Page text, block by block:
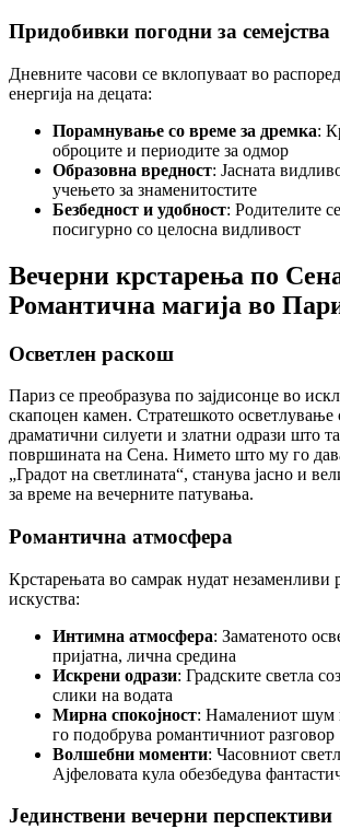
Придобивки погодни за семејства
Дневните часови се вклопуваат во
енергија на децата:
Порамнување со време за дремка:
оброците и периодите за одмор
Образовна вредност: Јасната
учењето за знаменитостите
Безбедност и удобност: Родителите
посигурно со целосна видливост
Вечерни крстарења по
Романтична магија во
Осветлен раскош
Париз се преобразува по зајдисонце во
скапоцен камен. Стратешкото осветлување
драматични силуети и златни одрази што
површината на Сена. Нимето што му го
„Градот на светлината“, станува јасно и
за време на вечерните патувања.
Романтична атмосфера
Крстарењата во самрак нудат незаменливи
искуства:
Интимна атмосфера: Заматеното
пријатна, лична средина
Искрени одрази: Градските светла
слики на водата
Мирна спокојност: Намалениот шум
го подобрува романтичниот разговор
Волшебни моменти: Часовниот
Ајфеловата кула обезбедува
Јединствени вечерни перспективи